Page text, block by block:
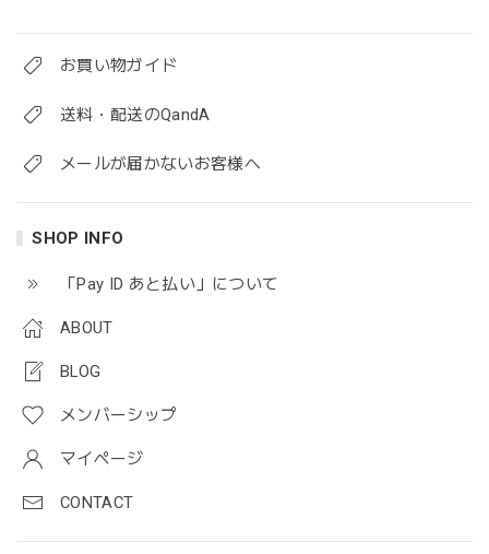
お買い物ガイド
送料・配送のQandA
メールが届かないお客様へ
SHOP INFO
「Pay ID あと払い」について
ABOUT
BLOG
メンバーシップ
マイページ
CONTACT